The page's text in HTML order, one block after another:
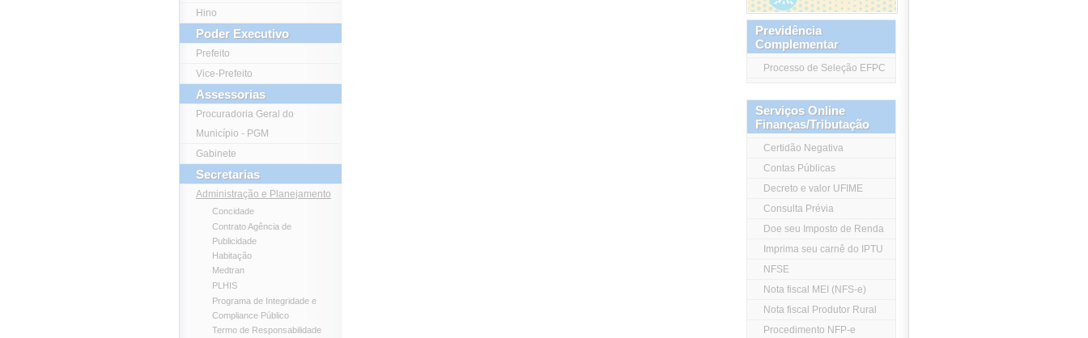
Hino
Poder Executivo
Prefeito
Vice-Prefeito
Assessorias
Procuradoria Geral do
Município - PGM
Gabinete
Secretarias
Administração e Planejamento
Concidade
Contrato Agência de
Publicidade
Habitação
Medtran
PLHIS
Programa de Integridade e
Compliance Público
Termo de Responsabilidade
Previdência
Complementar
Processo de Seleção EFPC
Serviços Online
Finanças/Tributação
Certidão Negativa
Contas Públicas
Decreto e valor UFIME
Consulta Prévia
Doe seu Imposto de Renda
Imprima seu carnê do IPTU
NFSE
Nota fiscal MEI (NFS-e)
Nota fiscal Produtor Rural
Procedimento NFP-e